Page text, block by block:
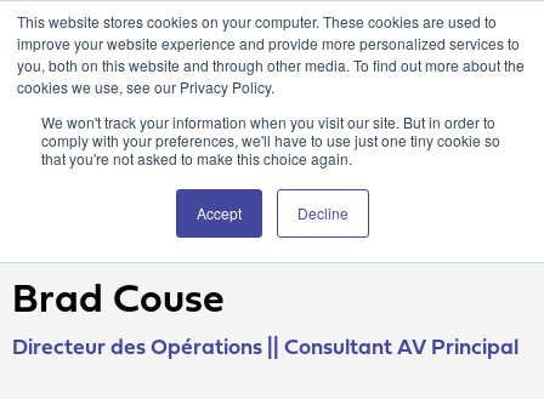
This website stores cookies on your computer. These cookies are used to
improve your website experience and provide more personalized services to
you, both on this website and through other media. To find out more about the
cookies we use, see our Privacy Policy.
We won't track your information when you visit our site. But in order to
comply with your preferences, we'll have to use just one tiny cookie so
that you're not asked to make this choice again.
Accept Decline
Portail client Attain360 Nous contacter EN
Brad Couse
Directeur des Opérations || Consultant AV Principal